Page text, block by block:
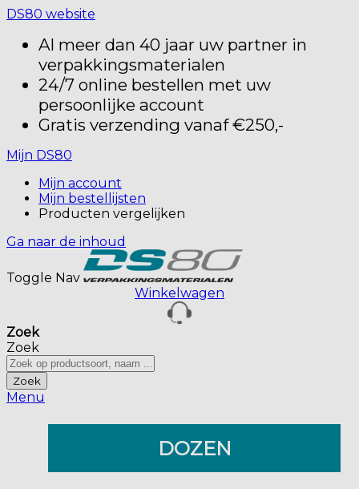
DS80 website
Al meer dan 40 jaar uw partner in
verpakkingsmaterialen
24/7 online bestellen met uw
persoonlijke account
Gratis verzending vanaf €250,-
Mijn DS80
Mijn account
Mijn bestellijsten
Producten vergelijken
Ga naar de inhoud
Toggle Nav
Winkelwagen
Zoek
Zoek
Zoek
Menu
DOZEN